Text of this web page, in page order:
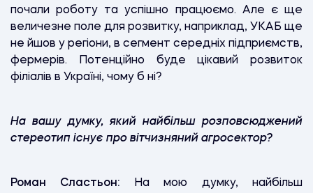
почали роботу та успішно працюємо. Але є ще
величезне поле для розвитку, наприклад, УКАБ ще
не йшов у регіони, в сегмент середніх підприємств,
фермерів. Потенційно буде цікавий розвиток
філіалів в Україні, чому б ні?
На вашу думку, який найбільш розповсюджений
стереотип існує про вітчизняний агросектор?
Роман Сластьон: На мою думку, найбільш